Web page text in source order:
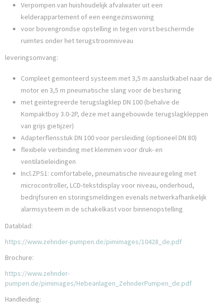
Verpompen van huishoudelijk afvalwater uit een
kelderappartement of een eengezinswoning
voor bovengrondse opstelling in tegen vorst beschermde
ruimtes onder het terugstroomniveau
leveringsomvang:
Compleet gemonteerd systeem met 3,5 m aansluitkabel naar de
motor en 3,5 m pneumatische slang voor de besturing
met geïntegreerde terugslagklep DN 100 (behalve de
Kompaktboy 3.0-2P, deze met aangebouwde terugslagkleppen
van grijs gietijzer)
Adapterflensstuk DN 100 voor persleiding (optioneel DN 80)
flexibele verbinding met klemmen voor druk- en
ventilatieleidingen
Incl.ZPS1: comfortabele, pneumatische niveauregeling met
microcontroller, LCD-tekstdisplay voor niveau, onderhoud,
bedrijfsuren en storingsmeldingen evenals netwerkafhankelijk
alarmsysteem in de schakelkast voor binnenopstelling
Datablad:
https://www.zehnder-pumpen.de/pimimages/10428_de.pdf
Brochure:
https://www.zehnder-
pumpen.de/pimimages/Hebeanlagen_ZehnderPumpen_de.pdf
Handleiding: